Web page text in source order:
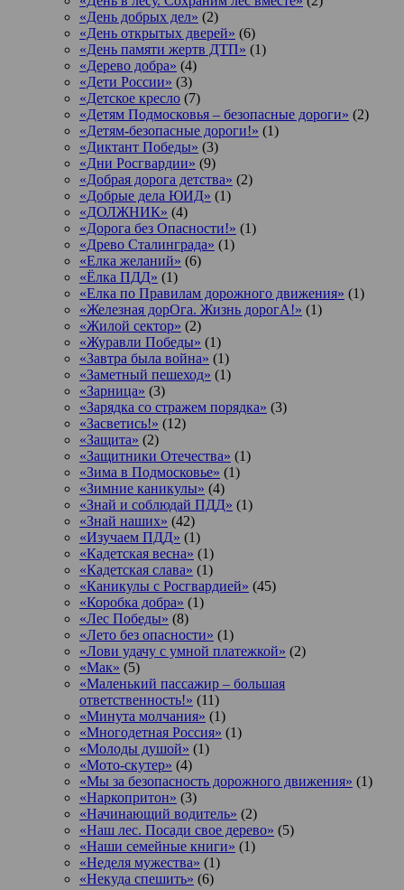
«День добрых дел» (2)
«День открытых дверей» (6)
«День памяти жертв ДТП» (1)
«Дерево добра» (4)
«Дети России» (3)
«Детское кресло (7)
«Детям Подмосковья – безопасные дороги» (2)
«Детям-безопасные дороги!» (1)
«Диктант Победы» (3)
«Дни Росгвардии» (9)
«Добрая дорога детства» (2)
«Добрые дела ЮИД» (1)
«ДОЛЖНИК» (4)
«Дорога без Опасности!» (1)
«Древо Сталинграда» (1)
«Елка желаний» (6)
«Ёлка ПДД» (1)
«Елка по Правилам дорожного движения» (1)
«Железная дорОга. Жизнь дорогА!» (1)
«Жилой сектор» (2)
«Журавли Победы» (1)
«Завтра была война» (1)
«Заметный пешеход» (1)
«Зарница» (3)
«Зарядка со стражем порядка» (3)
«Засветись!» (12)
«Защита» (2)
«Защитники Отечества» (1)
«Зима в Подмосковье» (1)
«Зимние каникулы» (4)
«Знай и соблюдай ПДД» (1)
«Знай наших» (42)
«Изучаем ПДД» (1)
«Кадетская весна» (1)
«Кадетская слава» (1)
«Каникулы с Росгвардией» (45)
«Коробка добра» (1)
«Лес Победы» (8)
«Лето без опасности» (1)
«Лови удачу с умной платежкой» (2)
«Мак» (5)
«Маленький пассажир – большая
ответственность!» (11)
«Минута молчания» (1)
«Многодетная Россия» (1)
«Молоды душой» (1)
«Мото-скутер» (4)
«Мы за безопасность дорожного движения» (1)
«Наркопритон» (3)
«Начинающий водитель» (2)
«Наш лес. Посади свое дерево» (5)
«Наши семейные книги» (1)
«Неделя мужества» (1)
«Некуда спешить» (6)